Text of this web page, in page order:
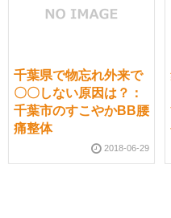
千葉県で物忘れ外来で
〇〇しない原因は？：
千葉市のすこやかBB腰
痛整体
2018-06-29